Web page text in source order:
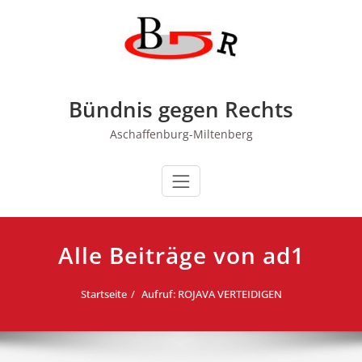
Bündnis gegen Rechts
Aschaffenburg-Miltenberg
Alle Beiträge von ad1
Startseite Aufruf: ROJAVA VERTEIDIGEN